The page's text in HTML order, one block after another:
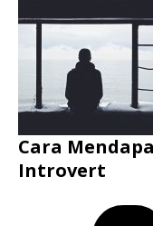
Cara
Introvert